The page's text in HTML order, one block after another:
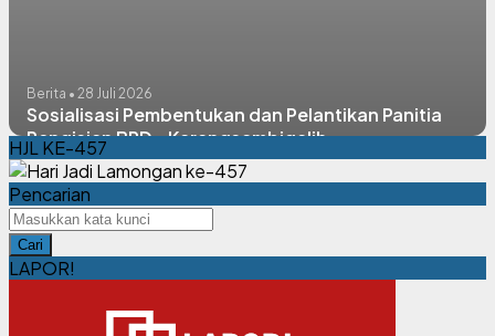
Berita • 28 Juli 2026
Sosialisasi Pembentukan dan Pelantikan Panitia
Pengisian BPD - Karangsambigalih
HJL KE-457
Pencarian
Cari
LAPOR!